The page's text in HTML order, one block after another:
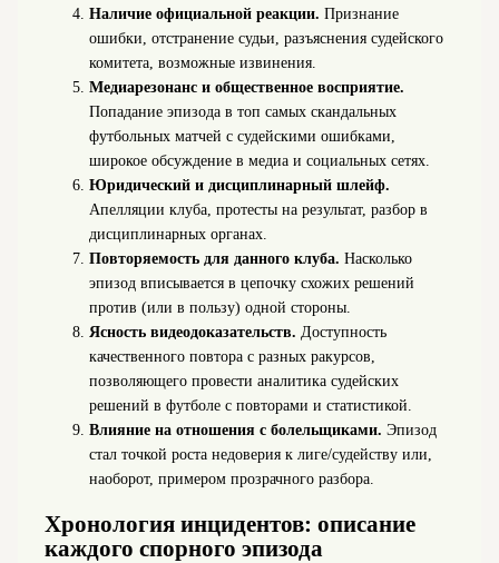
Наличие официальной реакции. Признание
ошибки, отстранение судьи, разъяснения судейского
комитета, возможные извинения.
Медиарезонанс и общественное восприятие.
Попадание эпизода в топ самых скандальных
футбольных матчей с судейскими ошибками,
широкое обсуждение в медиа и социальных сетях.
Юридический и дисциплинарный шлейф.
Апелляции клуба, протесты на результат, разбор в
дисциплинарных органах.
Повторяемость для данного клуба. Насколько
эпизод вписывается в цепочку схожих решений
против (или в пользу) одной стороны.
Ясность видеодоказательств. Доступность
качественного повтора с разных ракурсов,
позволяющего провести аналитика судейских
решений в футболе с повторами и статистикой.
Влияние на отношения с болельщиками. Эпизод
стал точкой роста недоверия к лиге/судейству или,
наоборот, примером прозрачного разбора.
Хронология инцидентов: описание
каждого спорного эпизода